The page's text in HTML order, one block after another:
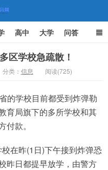
高中 大学 问答
区学校急疏散！
分类： 信息 阅读(725)
的学校目前都受到炸弹勒
育局旗下的多所学校和其
款。
在昨(1日)下午接到炸弹恐
昨日都提早放学，由警方